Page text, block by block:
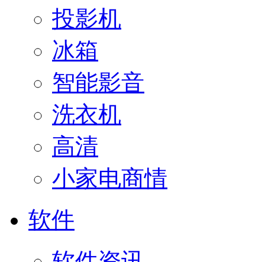
投影机
冰箱
智能影音
洗衣机
高清
小家电商情
软件